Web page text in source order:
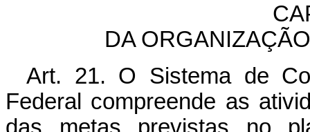
DA
Art. 21. O Sistema de
Federal compreende as
das metas previstas no